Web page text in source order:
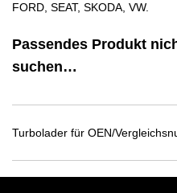
FORD, SEAT, SKODA, VW.
Passendes Produkt
suchen…
Turbolader für OEN/